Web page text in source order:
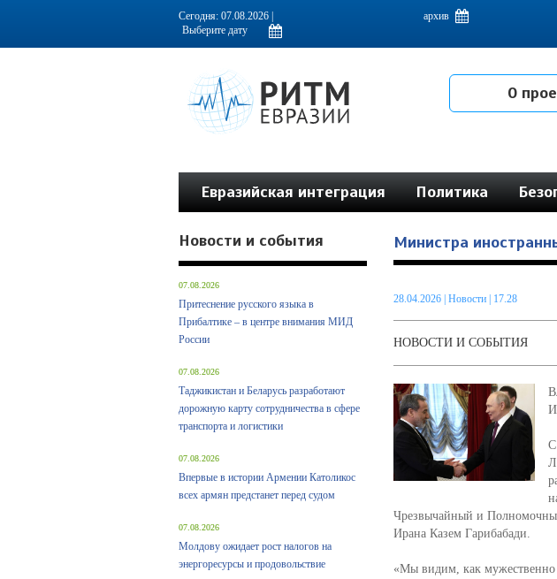
Информационно-аналитическое издание, посвященное актуальным проблемам интеграции на
Сегодня: 07.08.2026 | архив
О
Евразийская интеграция Политика
Министра
28.04.2026| Новости | 17.28
НОВОСТИ И СОБЫТИЯ
С
Чрезвычайный и
Ирана Казем Гарибабади.
«Мы видим, как мужественно
Новости и события
07.08.2026
Притеснение русского языка в
Прибалтике – в центре внимания МИД
России
07.08.2026
Таджикистан и Беларусь разработают
дорожную карту сотрудничества в сфере
транспорта и логистики
07.08.2026
Впервые в истории Армении Католикос
всех армян предстанет перед судом
07.08.2026
Молдову ожидает рост налогов на
энергоресурсы и продовольствие